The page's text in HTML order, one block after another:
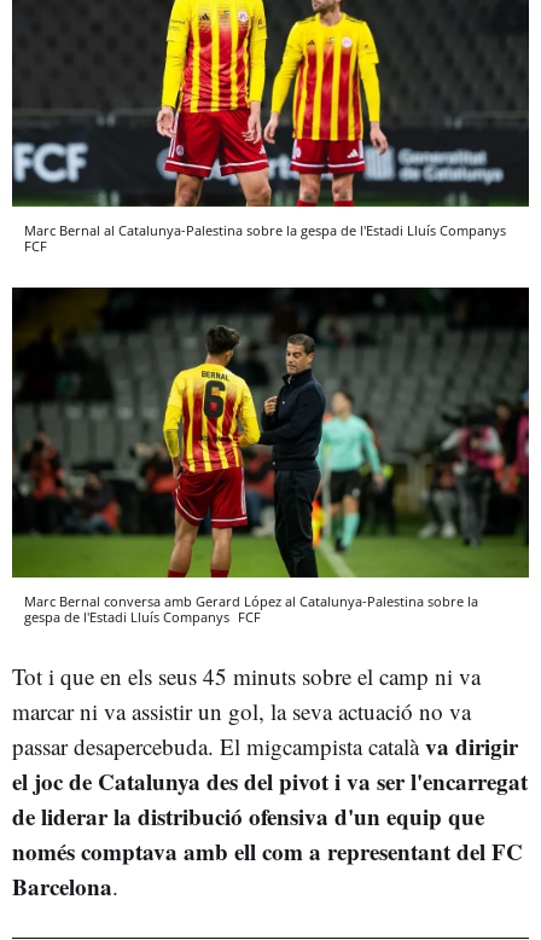
Marc Bernal al Catalunya-Palestina sobre la gespa de l'Estadi Lluís Companys
FCF
Marc Bernal conversa amb Gerard López al Catalunya-Palestina sobre la
gespa de l'Estadi Lluís Companys FCF
Tot i que en els seus 45 minuts sobre el camp ni va
marcar ni va assistir un gol, la seva actuació no va
passar desapercebuda. El migcampista catalàva dirigir
el joc de Catalunya des del pivot i va ser l'encarregat
de liderar la distribució ofensiva d'un equip que
només comptava amb ell com a representant del FC
Barcelona.